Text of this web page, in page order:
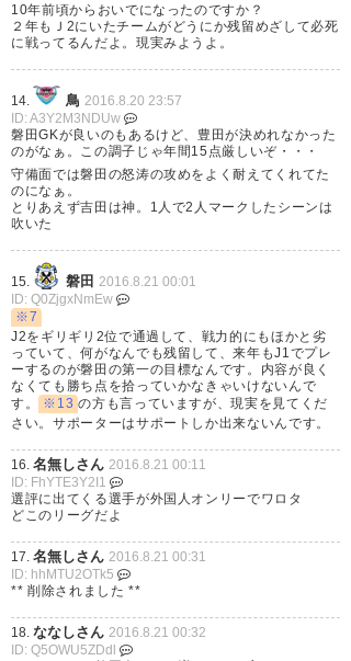
— サガン鳥栖Freak (sagan_sp)
2016, 8月 20
ジュビロ磐田1-1サガン鳥栖 命
拾いの勝ち点1 この勝ち点1を無
駄にしないように残り8試合闘お
う❗ 先ずは水曜福岡⚽
https://t.co/VNnPV62CPG
— 大木 一成 (kazunari216)
2016, 8月 20
最後の最後でドロー 負けなくて
張った！
https://t.co/SJBtZknXRe
— ハルキ@ぺぎぃー
10年前頃からおいでになったのですか？
２年もＪ2にいたチームがどうにか残留めざして必死
に戦ってるんだよ。現実みようよ。
14. 鳥 2016.8.20 23:57
ID: A3Y2M3NDUw
磐田GKが良いのもあるけど、豊田が決めれなかった
のがなぁ。この調子じゃ年間15点厳しいぞ・・・
守備面では磐田の怒涛の攻めをよく耐えてくれてた
のになぁ。
とりあえず吉田は神。1人で2人マークしたシーンは
吹いた
15. 磐田 2016.8.21 00:01
ID: Q0ZjgxNmEw
※7
J2をギリギリ2位で通過して、戦力的にもほかと劣
っていて、何がなんでも残留して、来年もJ1でプレ
ーするのが磐田の第一の目標なんです。内容が良く
なくても勝ち点を拾っていかなきゃいけないんで
す。
※13 の方も言っていますが、現実を見てくだ
さい。サポーターはサポートしか出来ないんです。
16. 名無しさん 2016.8.21 00:11
ID: FhYTE3Y2I1
選評に出てくる選手が外国人オンリーでワロタ
どこのリーグだよ
17. 名無しさん 2016.8.21 00:31
ID: hhMTU2OTk5
** 削除されました **
18. ななしさん 2016.8.21 00:32
ID: Q5OWU5ZDdl